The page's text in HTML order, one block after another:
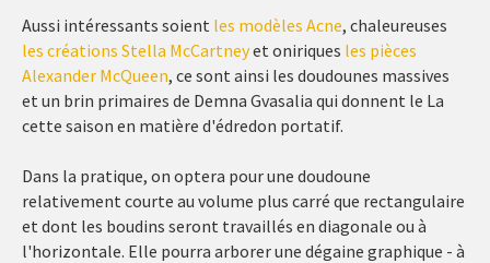
Aussi intéressants soient les modèles Acne, chaleureuses
les créations Stella McCartneyet oniriques les pièces
Alexander McQueen, ce sont ainsi les doudounes massives
et un brin primaires de Demna Gvasalia qui donnent le La
cette saison en matière d'édredon portatif.
Dans la pratique, on optera pour une doudoune
relativement courte au volume plus carré que rectangulaire
et dont les boudins seront travaillés en diagonale ou à
l'horizontale. Elle pourra arborer une dégaine graphique - à